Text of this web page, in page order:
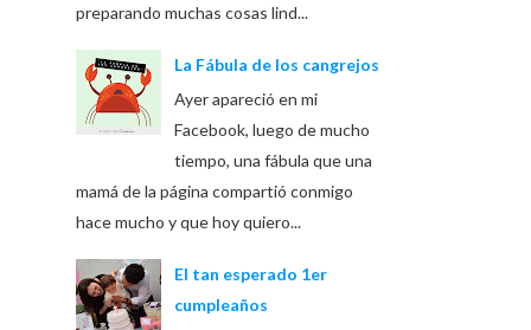
preparando muchas cosas lind...
La Fábula de los cangrejos
Ayer apareció en mi
Facebook, luego de mucho
tiempo, una fábula que una
mamá de la página compartió conmigo
hace mucho y que hoy quiero...
El tan esperado 1er
cumpleaños